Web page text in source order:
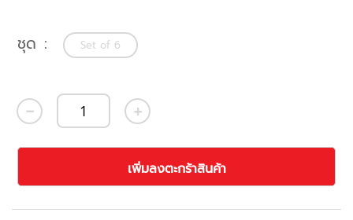
ชุด Set of 6
เพิ่มลงตะกร้าสินค้า